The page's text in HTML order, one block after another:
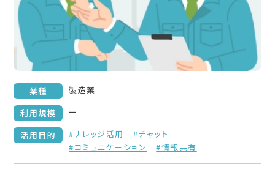
業種
製造業
利用規模
ー
活用目的
#ナレッジ活用
#チャット
#コミュニケーション
#情報共有